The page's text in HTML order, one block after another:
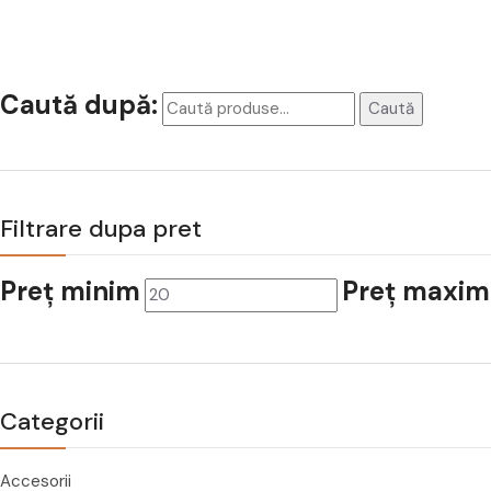
Caută după: Caută
Filtrare dupa pret
Preț minim Preț maxim
Categorii
Accesorii